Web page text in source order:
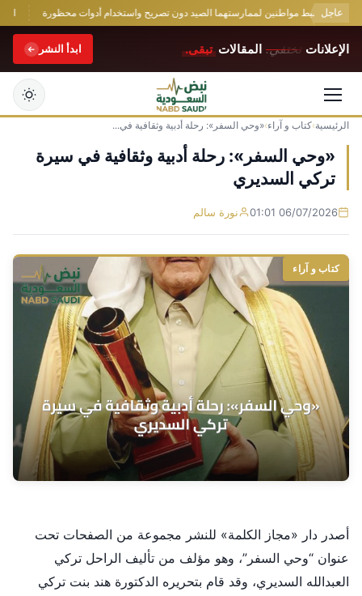
عاجل
يضبط مواطنين لممارستهما الصيد دون تصريح واستخدام أدوات محظورة القبض
الإعلانات تختفي. المقالات تبقى. ابدأ النشر
التجاوز
إلى
المحتوى
الرئيسية›كتاب و آراء›«وحي السفر»: رحلة أدبية وثقافية في...
«وحي السفر»: رحلة أدبية وثقافية في سيرة
تركي السديري
06/07/2026 01:01 نورة سالم
كتاب و آراء
أصدر دار «مجاز الكلمة» للنشر مجموعة من الصفحات تحت
عنوان “وحي السفر”، وهو مؤلف من تأليف الراحل تركي
العبدالله السديري، وقد قام بتحريره الدكتورة هند بنت تركي